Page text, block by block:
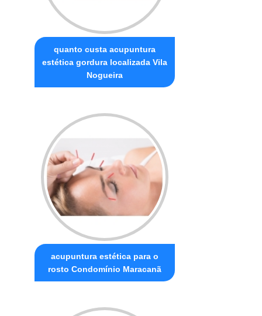
quanto custa acupuntura
estética gordura localizada Vila
Nogueira
acupuntura estética para o
rosto Condomínio Maracanã